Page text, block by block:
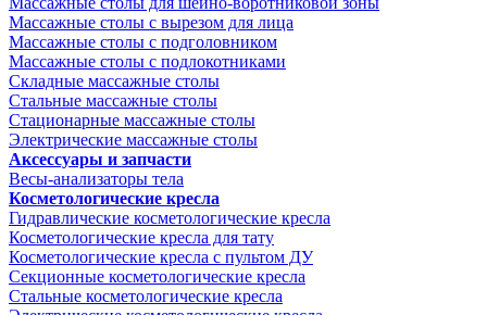
Массажные столы с вырезом для лица
Массажные столы с подголовником
Массажные столы с подлокотниками
Складные массажные столы
Стальные массажные столы
Стационарные массажные столы
Электрические массажные столы
Аксессуары и запчасти
Весы-анализаторы тела
Косметологические кресла
Гидравлические косметологические кресла
Косметологические кресла для тату
Косметологические кресла с пультом ДУ
Секционные косметологические кресла
Стальные косметологические кресла